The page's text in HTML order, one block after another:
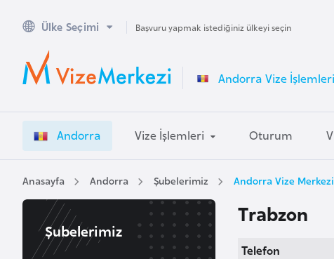
Ülke Seçimi Başvuru yapmak istediğiniz ülkeyi seçin
Andorra Vize İşlemleri
Andorra Vize İşlemleri Oturum
Anasayfa Andorra Şubelerimiz Andorra Vize
Trabzon
Telefon
Şubelerimiz
A
u
s
a
l
A